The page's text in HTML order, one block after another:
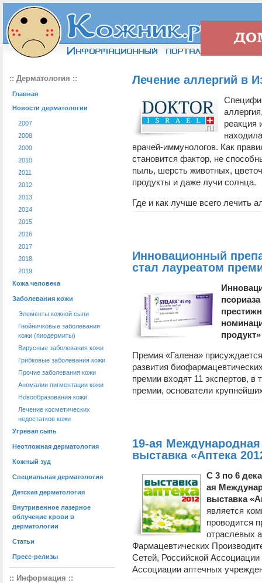
:: Дерматология ::
Главная
Новости дерматологии
2007
2008
2009
2010
2011
2012
2013
2014
2015
2016
2017
2018
2019
Кожа человека
Заболевания кожи
Элементы кожной сыпи
Гнойничковые заболевания
кожи (пиодермиты)
Вирусные заболевания кожи
Грибковые заболевания кожи
Прочие заболевания кожи
Аномалии пигментации кожи
Новообразования кожи
Лечение косметических
недостатков кожи
Угревая сыпь
Неотложная дерматология
Кожный зуд
Специальная дерматология
Детская дерматология
Внутривенное лазерное
облучение крови в
дерматологии
Статьи
Пресс-релизы
:: Информация ::
Лечение аллергий в
реакция
врачей-иммунологов. Как
становится фактор, не
пыль, шерсть животных,
продукты и даже лучи солнца.
Где и как лучше всего лечить
Инновационный
стал лауреатом
Премия «Галена»
развития
премии входят 11 экспертов,
премии, основатели
19-ая
выставка «Аптека
C 3 по 6
ая
выставка
является
проводится
отраслевых
Фармацевтических
Сетей, Российской
Ассоциации аптечных